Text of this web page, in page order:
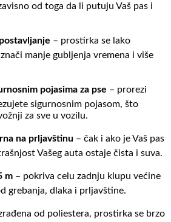
od toga da li putuju Vaš pas i
– prostirka se lako
manje gubljenja vremena i više
pojasima za pse – prorezi
sigurnosnim pojasom, što
za sve u vozilu.
na prljavštinu – čak i ako je Vaš pas
Vašeg auta ostaje čista i suva.
m – pokriva celu zadnju klupu većine
grebanja, dlaka i prljavštine.
od poliestera, prostirka se brzo